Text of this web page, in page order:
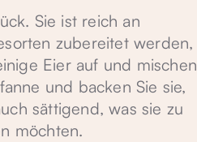
Sie ist reich an
zubereitet werden,
Eier auf und mischen
und backen Sie sie,
sättigend, was sie zu
möchten.